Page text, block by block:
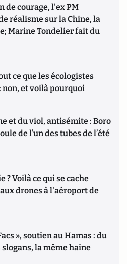
de courage, l'ex PM
réalisme sur la Chine, la
Marine Tondelier fait du
ce que les écologistes
non, et voilà pourquoi
et du viol, antisémite : Boro
de l’un des tubes de l’été
? Voilà ce qui se cache
drones à l'aéroport de
», soutien au Hamas : du
slogans, la même haine